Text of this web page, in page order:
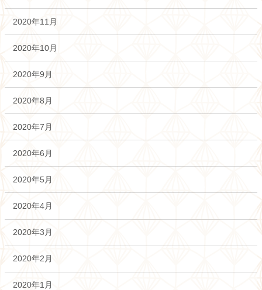
2020年11月
2020年10月
2020年9月
2020年8月
2020年7月
2020年6月
2020年5月
2020年4月
2020年3月
2020年2月
2020年1月